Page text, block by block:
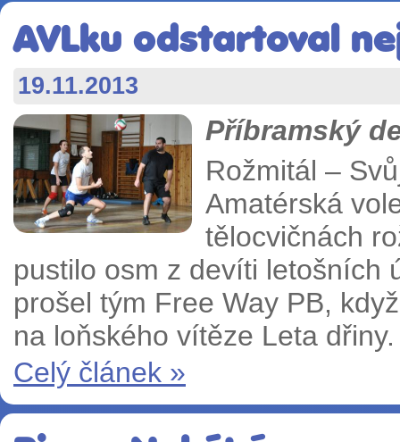
AVLku odstartoval
19.11.2013
Příbramský
Rožmitál –
Amatérská
tělocvičnách
pustilo osm z devíti letošních
prošel tým Free Way PB,
na loňského vítěze Leta dřiny.
Celý článek »